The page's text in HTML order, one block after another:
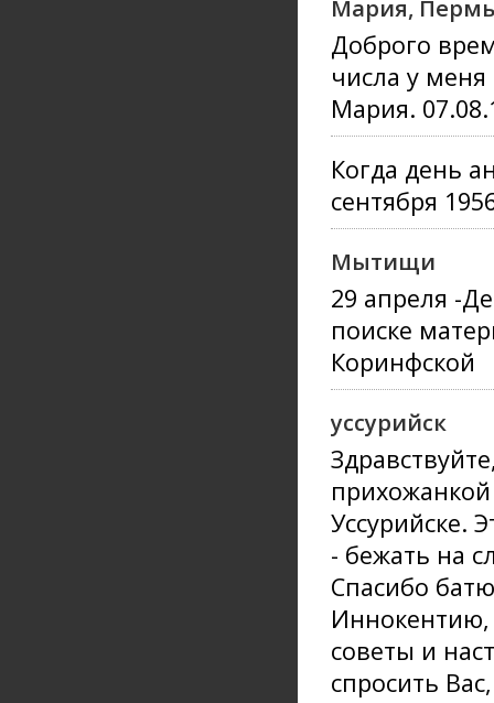
Мария, Пермь
Доброго
числа у меня
Мария.
Когда день
сентября
Мытищи
29 апреля -
поиске
Коринфской
уссурийск
Уссурийске.
- бежать на
Спасибо
Иннокентию,
советы и
спросить